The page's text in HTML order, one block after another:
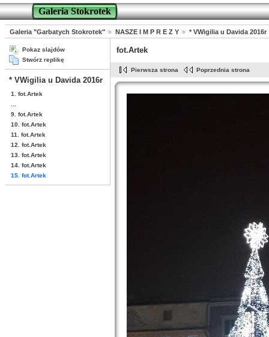
Galeria Stokrotek
Galeria "Garbatych Stokrotek" NASZE I M P R E Z Y * VWigilia u Davida 2016r
Pokaz slajdów
Stwórz replikę
* VWigilia u Davida 2016r
1. fot.Artek
9. fot.Artek
10. fot.Artek
11. fot.Artek
12. fot.Artek
13. fot.Artek
14. fot.Artek
15. fot.Artek
fot.Artek
Pierwsza strona Poprzednia strona